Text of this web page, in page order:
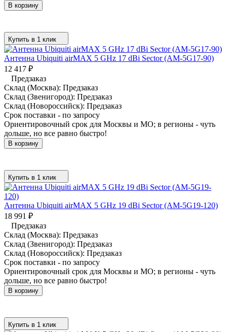
В корзину
Купить в 1 клик
Антенна Ubiquiti airMAX 5 GHz 17 dBi Sector (AM-5G17-90)
12 417 ₽
Предзаказ
Склад (Москва): Предзаказ
Склад (Звенигород): Предзаказ
Склад (Новороссийск): Предзаказ
Срок поставки - по запросу
Ориентировочный срок для Москвы и МО; в регионы - чуть
дольше, но все равно быстро!
В корзину
Купить в 1 клик
Антенна Ubiquiti airMAX 5 GHz 19 dBi Sector (AM-5G19-120)
18 991 ₽
Предзаказ
Склад (Москва): Предзаказ
Склад (Звенигород): Предзаказ
Склад (Новороссийск): Предзаказ
Срок поставки - по запросу
Ориентировочный срок для Москвы и МО; в регионы - чуть
дольше, но все равно быстро!
В корзину
Купить в 1 клик